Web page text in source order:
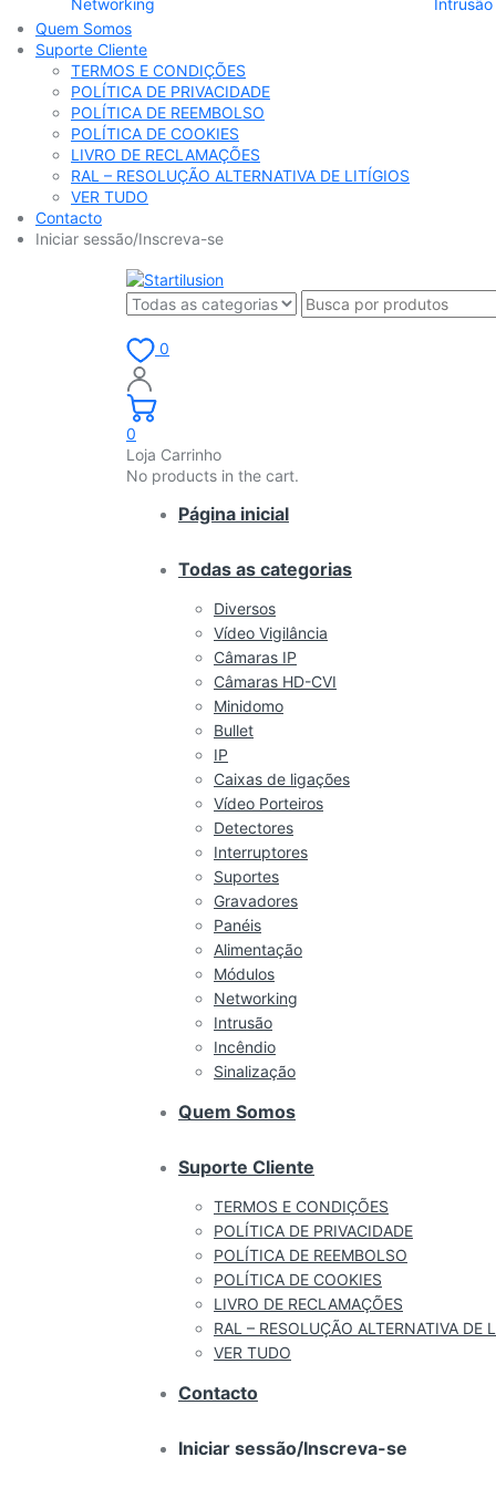
Networking Intrusão
Quem Somos
Suporte Cliente
TERMOS E CONDIÇÕES
POLÍTICA DE PRIVACIDADE
POLÍTICA DE REEMBOLSO
POLÍTICA DE COOKIES
LIVRO DE RECLAMAÇÕES
RAL – RESOLUÇÃO ALTERNATIVA DE LITÍGIOS
VER TUDO
Contacto
Iniciar sessão/Inscreva-se
0
0
Loja Carrinho
No products in the cart.
Página inicial
Todas as categorias
Diversos
Vídeo Vigilância
Câmaras IP
Câmaras HD-CVI
Minidomo
Bullet
IP
Caixas de ligações
Vídeo Porteiros
Detectores
Interruptores
Suportes
Gravadores
Panéis
Alimentação
Módulos
Networking
Intrusão
Incêndio
Sinalização
Quem Somos
Suporte Cliente
TERMOS E CONDIÇÕES
POLÍTICA DE PRIVACIDADE
POLÍTICA DE REEMBOLSO
POLÍTICA DE COOKIES
LIVRO DE RECLAMAÇÕES
RAL – RESOLUÇÃO ALTERNATIVA DE
VER TUDO
Contacto
Iniciar sessão/Inscreva-se